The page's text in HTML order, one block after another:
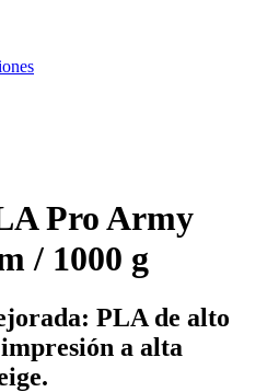
Pro Army
/ 1000 g
PLA de alto
a alta